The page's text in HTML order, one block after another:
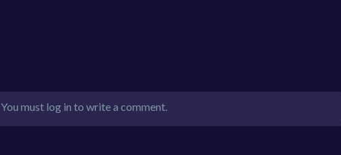
You must log in to write a comment.